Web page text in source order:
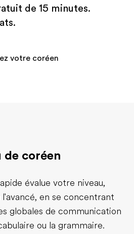
de 15 minutes.
votre coréen
de coréen
évalue votre niveau,
en se concentrant
globales de communication
ou la grammaire.